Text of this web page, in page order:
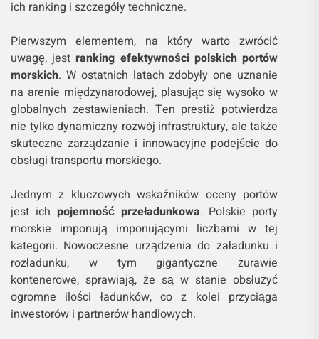
ich ranking i szczegóły techniczne.
Pierwszym elementem, na który warto zwrócić
uwagę, jestranking efektywności polskich portów
morskich. W ostatnich latach zdobyły one uznanie
na arenie międzynarodowej, plasując się wysoko w
globalnych zestawieniach. Ten prestiż potwierdza
nie tylko dynamiczny rozwój infrastruktury, ale także
skuteczne zarządzanie i innowacyjne podejście do
obsługi transportu morskiego.
Jednym z kluczowych wskaźników oceny portów
jest ich pojemność przeładunkowa. Polskie porty
morskie imponują imponującymi liczbami w tej
kategorii. Nowoczesne urządzenia do załadunku i
rozładunku, w tym gigantyczne żurawie
kontenerowe, sprawiają, że są w stanie obsłużyć
ogromne ilości ładunków, co z kolei przyciąga
inwestorów i partnerów handlowych.